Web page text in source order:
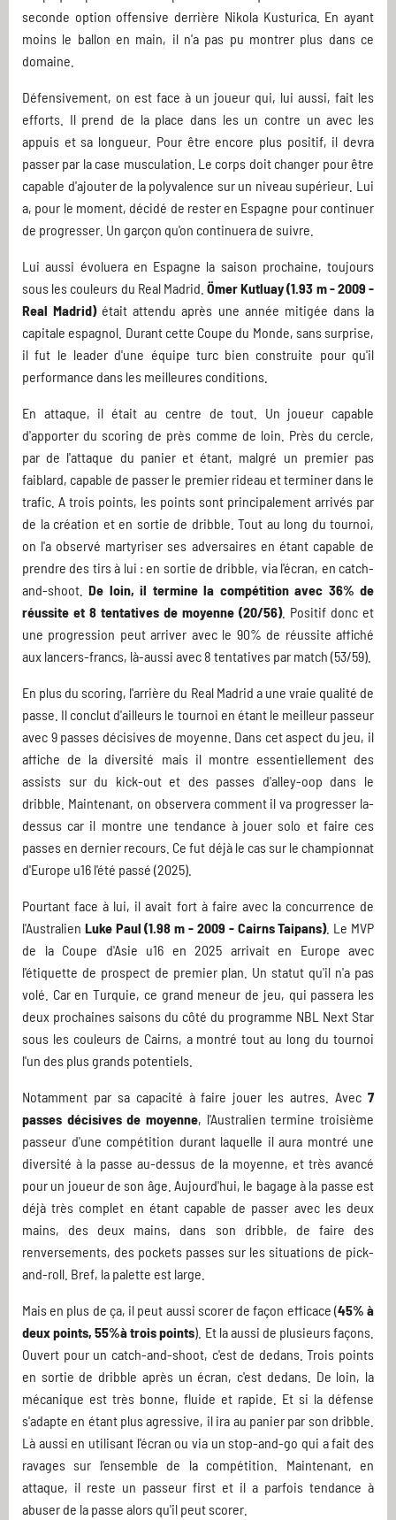
seconde option offensive derrière Nikola Kusturica. En ayant
moins le ballon en main, il n'a pas pu montrer plus dans ce
domaine.
Défensivement, on est face à un joueur qui, lui aussi, fait les
efforts. Il prend de la place dans les un contre un avec les
appuis et sa longueur. Pour être encore plus positif, il devra
passer par la case musculation. Le corps doit changer pour être
capable d'ajouter de la polyvalence sur un niveau supérieur. Lui
a, pour le moment, décidé de rester en Espagne pour continuer
de progresser. Un garçon qu'on continuera de suivre.
Lui aussi évoluera en Espagne la saison prochaine, toujours
sous les couleurs du Real Madrid. Ömer Kutluay (1.93 m - 2009 -
Real Madrid)était attendu après une année mitigée dans la
capitale espagnol. Durant cette Coupe du Monde, sans surprise,
il fut le leader d'une équipe turc bien construite pour qu'il
performance dans les meilleures conditions.
En attaque, il était au centre de tout. Un joueur capable
d'apporter du scoring de près comme de loin. Près du cercle,
par de l'attaque du panier et étant, malgré un premier pas
faiblard, capable de passer le premier rideau et terminer dans le
trafic. A trois points, les points sont principalement arrivés par
de la création et en sortie de dribble. Tout au long du tournoi,
on l'a observé martyriser ses adversaires en étant capable de
prendre des tirs à lui : en sortie de dribble, via l'écran, en catch-
and-shoot.De loin, il termine la compétition avec 36% de
réussite et 8 tentatives de moyenne (20/56). Positif donc et
une progression peut arriver avec le 90% de réussite affiché
aux lancers-francs, là-aussi avec 8 tentatives par match (53/59).
En plus du scoring, l'arrière du Real Madrid a une vraie qualité de
passe. Il conclut d'ailleurs le tournoi en étant le meilleur passeur
avec 9 passes décisives de moyenne. Dans cet aspect du jeu, il
affiche de la diversité mais il montre essentiellement des
assists sur du kick-out et des passes d'alley-oop dans le
dribble. Maintenant, on observera comment il va progresser la-
dessus car il montre une tendance à jouer solo et faire ces
passes en dernier recours. Ce fut déjà le cas sur le championnat
d'Europe u16 l'été passé (2025).
Pourtant face à lui, il avait fort à faire avec la concurrence de
l'Australien Luke Paul (1.98 m - 2009 - Cairns Taipans). Le MVP
de la Coupe d'Asie u16 en 2025 arrivait en Europe avec
l'étiquette de prospect de premier plan. Un statut qu'il n'a pas
volé. Car en Turquie, ce grand meneur de jeu, qui passera les
deux prochaines saisons du côté du programme NBL Next Star
sous les couleurs de Cairns, a montré tout au long du tournoi
l'un des plus grands potentiels.
Notamment par sa capacité à faire jouer les autres. Avec 7
passes décisives de moyenne, l'Australien termine troisième
passeur d'une compétition durant laquelle il aura montré une
diversité à la passe au-dessus de la moyenne, et très avancé
pour un joueur de son âge. Aujourd'hui, le bagage à la passe est
déjà très complet en étant capable de passer avec les deux
mains, des deux mains, dans son dribble, de faire des
renversements, des pockets passes sur les situations de pick-
and-roll. Bref, la palette est large.
Mais en plus de ça, il peut aussi scorer de façon efficace (45% à
deux points, 55%à trois points). Et la aussi de plusieurs façons.
Ouvert pour un catch-and-shoot, c'est de dedans. Trois points
en sortie de dribble après un écran, c'est dedans. De loin, la
mécanique est très bonne, fluide et rapide. Et si la défense
s'adapte en étant plus agressive, il ira au panier par son dribble.
Là aussi en utilisant l'écran ou via un stop-and-go qui a fait des
ravages sur l'ensemble de la compétition. Maintenant, en
attaque, il reste un passeur first et il a parfois tendance à
abuser de la passe alors qu'il peut scorer.